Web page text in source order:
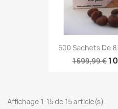
500 Sachets De
1 699,99 € 1
Affichage 1-15 de 15 article(s)